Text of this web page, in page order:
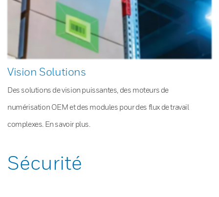
Vision Solutions
Des solutions de vision puissantes, des moteurs de
numérisation OEM et des modules pour des flux de travail
complexes. En savoir plus.
Sécurité